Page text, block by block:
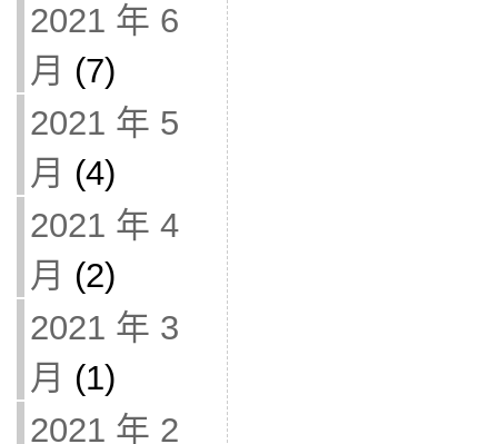
2021 年 6
月 (7)
2021 年 5
月 (4)
2021 年 4
月 (2)
2021 年 3
月 (1)
2021 年 2